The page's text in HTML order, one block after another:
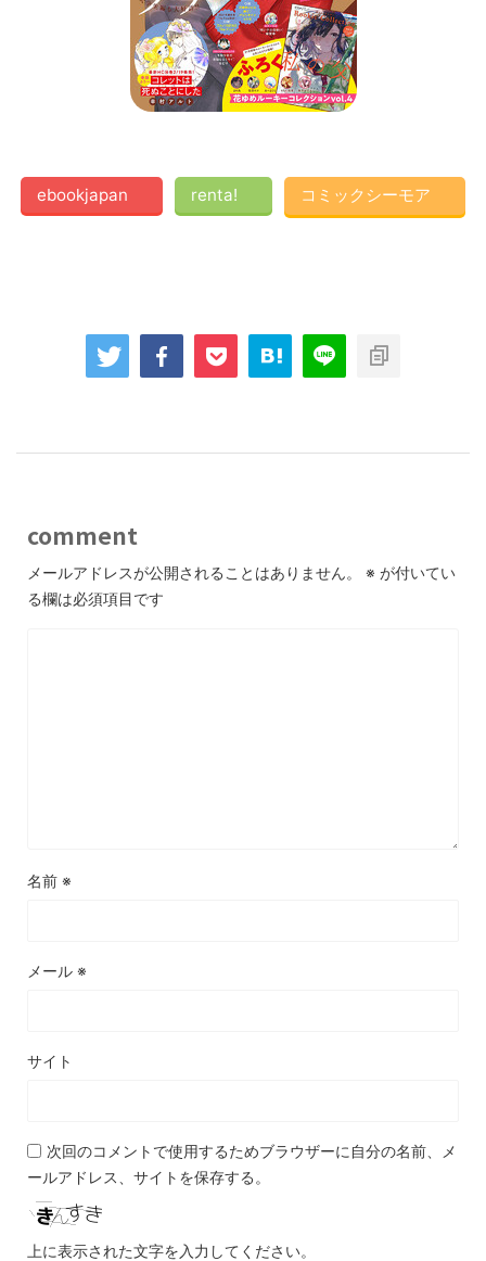
ebookjapan renta! コミックシーモア
comment
メールアドレスが公開されることはありません。 ※ が付いてい
る欄は必須項目です
名前 ※
メール ※
サイト
次回のコメントで使用するためブラウザーに自分の名前、メ
ールアドレス、サイトを保存する。
上に表示された文字を入力してください。